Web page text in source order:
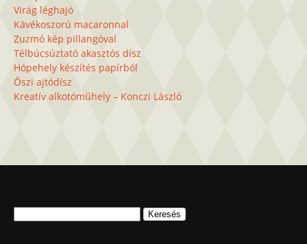
Virág léghajó
Kávékoszorú macaronnal
Zuzmó kép pillangóval
Télbúcsúztató akasztós dísz
Hópehely készítés papírból
Őszi ajtódísz
Kreatív alkotóműhely – Konczi László